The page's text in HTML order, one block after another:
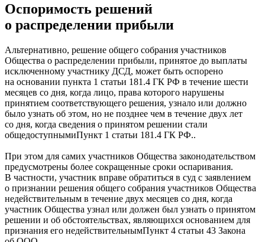
Оспоримость решений
о распределении прибыли
Альтернативно, решение общего собрания участников
Общества о распределении прибыли, принятое до выплаты
исключенному участнику ДСД, может быть оспорено
на основании пункта 1 статьи 181.4 ГК РФ в течение шести
месяцев со дня, когда лицо, права которого нарушены
принятием соответствующего решения, узнало или должно
было узнать об этом, но не позднее чем в течение двух лет
со дня, когда сведения о принятом решении стали
общедоступнымиПункт 1 статьи 181.4 ГК РФ..
При этом для самих участников Общества законодательством
предусмотрены более сокращенные сроки оспаривания.
В частности, участник вправе обратиться в суд с заявлением
о признании решения общего собрания участников Общества
недействительным в течение двух месяцев со дня, когда
участник Общества узнал или должен был узнать о принятом
решении и об обстоятельствах, являющихся основанием для
признания его недействительнымПункт 4 статьи 43 Закона